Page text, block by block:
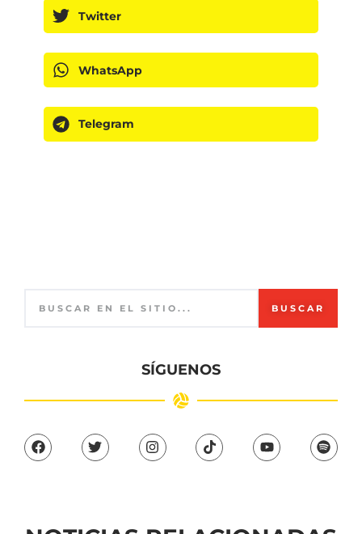
Twitter
WhatsApp
Telegram
BUSCAR
SÍGUENOS